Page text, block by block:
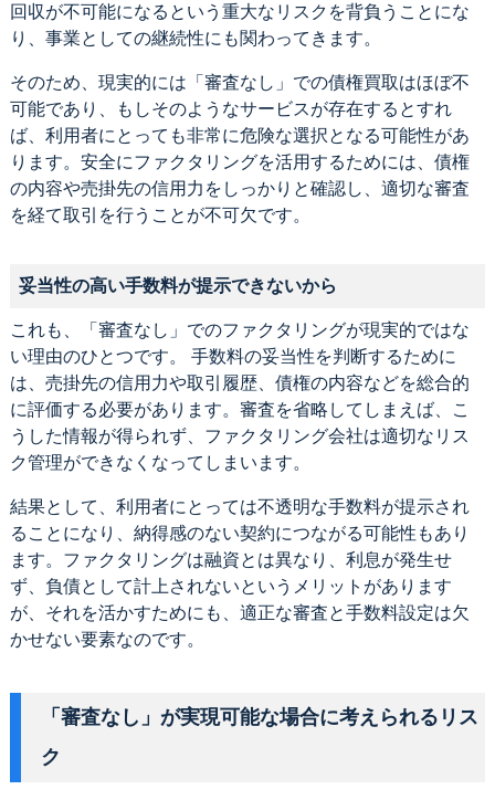
回収が不可能になるという重大なリスクを背負うことにな
り、事業としての継続性にも関わってきます。
そのため、現実的には「審査なし」での債権買取はほぼ不
可能であり、もしそのようなサービスが存在するとすれ
ば、利用者にとっても非常に危険な選択となる可能性があ
ります。安全にファクタリングを活用するためには、債権
の内容や売掛先の信用力をしっかりと確認し、適切な審査
を経て取引を行うことが不可欠です。
妥当性の高い手数料が提示できないから
これも、「審査なし」でのファクタリングが現実的ではな
い理由のひとつです。 手数料の妥当性を判断するために
は、売掛先の信用力や取引履歴、債権の内容などを総合的
に評価する必要があります。審査を省略してしまえば、こ
うした情報が得られず、ファクタリング会社は適切なリス
ク管理ができなくなってしまいます。
結果として、利用者にとっては不透明な手数料が提示され
ることになり、納得感のない契約につながる可能性もあり
ます。ファクタリングは融資とは異なり、利息が発生せ
ず、負債として計上されないというメリットがあります
が、それを活かすためにも、適正な審査と手数料設定は欠
かせない要素なのです。
「審査なし」が実現可能な場合に考えられるリス
ク